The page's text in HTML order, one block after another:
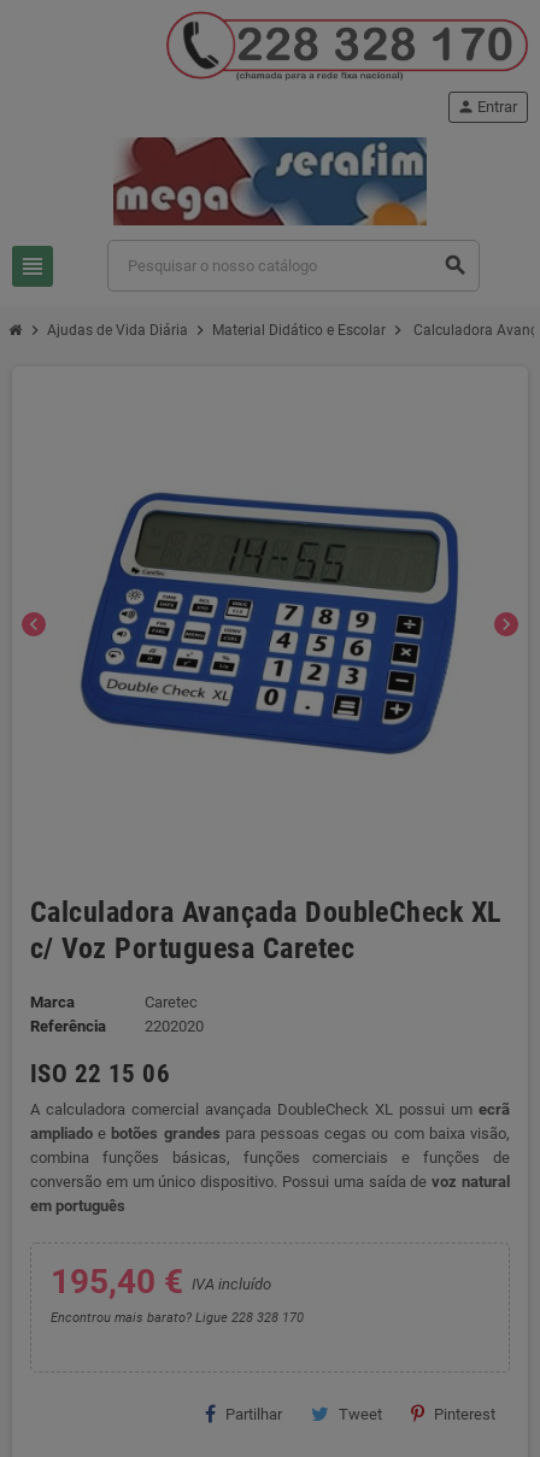
view_headline search
person Entrar
chevron_right Ajudas de Vida Diária chevron_right Material Didático e Escolar chevron_right Calculadora
chevron_left chevron_right
Calculadora Avançada DoubleCheck XL
c/ Voz Portuguesa Caretec
Marca
Caretec
Referência
2202020
ISO 22 15 06
A calculadora comercial avançada DoubleCheck XL possui um ecrã
ampliado e botões grandes para pessoas cegas ou com baixa visão,
combina funções básicas, funções comerciais e funções de
conversão em um único dispositivo. Possui uma saída devoz natural
em português
195,40 € IVA incluído
Encontrou mais barato? Ligue 228 328 170
Partilhar Tweet Pinterest